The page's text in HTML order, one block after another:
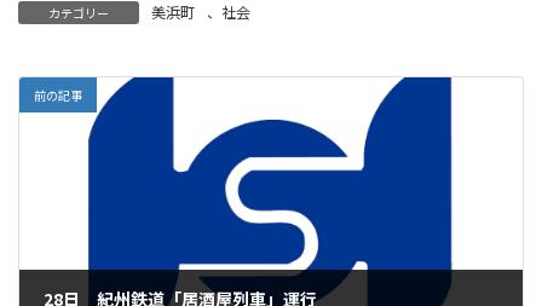
カテゴリー 美浜町 、 社会
前の記事
28日 紀州鉄道「居酒屋列車」運行